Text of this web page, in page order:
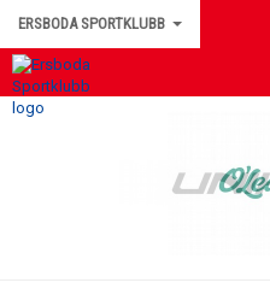
ERSBODA SPORTKLUBB
HEM